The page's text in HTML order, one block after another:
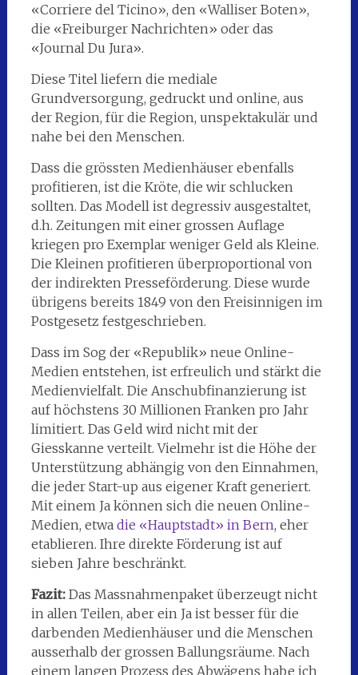
«Corriere del Ticino», den «Walliser Boten»,
die «Freiburger Nachrichten» oder das
«Journal Du Jura».
Diese Titel liefern die mediale
Grundversorgung, gedruckt und online, aus
der Region, für die Region, unspektakulär und
nahe bei den Menschen.
Dass die grössten Medienhäuser ebenfalls
profitieren, ist die Kröte, die wir schlucken
sollten. Das Modell ist degressiv ausgestaltet,
d.h. Zeitungen mit einer grossen Auflage
kriegen pro Exemplar weniger Geld als Kleine.
Die Kleinen profitieren überproportional von
der indirekten Presseförderung. Diese wurde
übrigens bereits 1849 von den Freisinnigen im
Postgesetz festgeschrieben.
Dass im Sog der «Republik» neue Online-
Medien entstehen, ist erfreulich und stärkt die
Medienvielfalt. Die Anschubfinanzierung ist
auf höchstens 30 Millionen Franken pro Jahr
limitiert. Das Geld wird nicht mit der
Giesskanne verteilt. Vielmehr ist die Höhe der
Unterstützung abhängig von den Einnahmen,
die jeder Start-up aus eigener Kraft generiert.
Mit einem Ja können sich die neuen Online-
Medien, etwa die «Hauptstadt» in Bern, eher
etablieren. Ihre direkte Förderung ist auf
sieben Jahre beschränkt.
Fazit:Das Massnahmenpaket überzeugt nicht
in allen Teilen, aber ein Ja ist besser für die
darbenden Medienhäuser und die Menschen
ausserhalb der grossen Ballungsräume. Nach
einem langen Prozess des Abwägens habe ich